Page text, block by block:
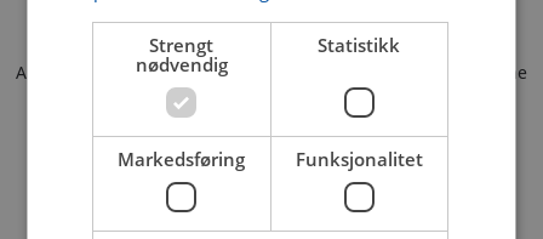
Application error: a client-side exception has occurred (see the
browser console for more information).
Strengt
nødvendig
Statistikk
Markedsføring Funksjonalitet